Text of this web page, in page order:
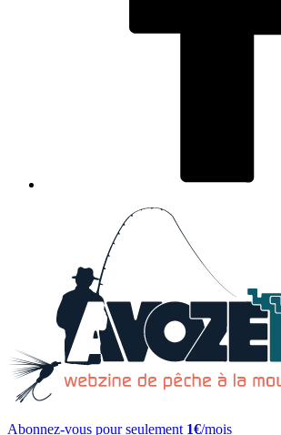
Abonnez-vous pour seulement 1€/mois